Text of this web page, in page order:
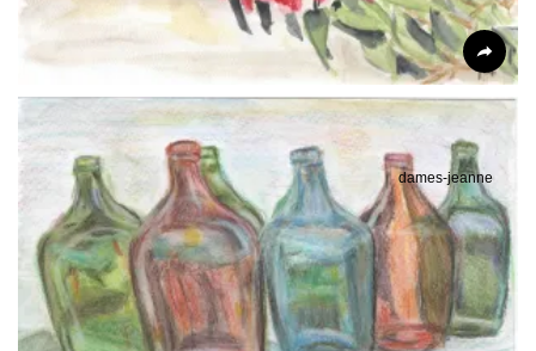
dames-jeanne